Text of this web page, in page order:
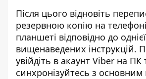
Після цього відновіть
резервною копію на
планшеті відповідно до
вищенаведених інструкцій.
увійдіть в акаунт Viber на ПК
синхронізуйтесь з